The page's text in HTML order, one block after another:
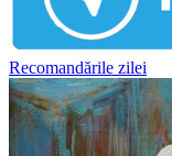
Recomandările zilei